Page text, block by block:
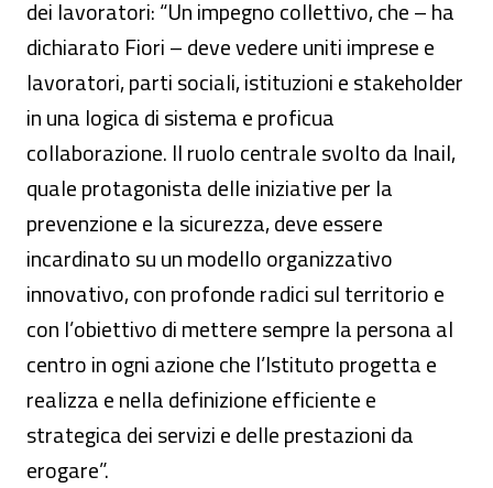
dei lavoratori: “Un impegno collettivo, che – ha
dichiarato Fiori – deve vedere uniti imprese e
lavoratori, parti sociali, istituzioni e stakeholder
in una logica di sistema e proficua
collaborazione. Il ruolo centrale svolto da Inail,
quale protagonista delle iniziative per la
prevenzione e la sicurezza, deve essere
incardinato su un modello organizzativo
innovativo, con profonde radici sul territorio e
con l’obiettivo di mettere sempre la persona al
centro in ogni azione che l’Istituto progetta e
realizza e nella definizione efficiente e
strategica dei servizi e delle prestazioni da
erogare”.